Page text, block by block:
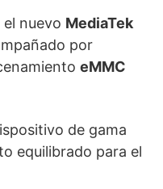
nuevo MediaTek
por
eMMC
de gama
equilibrado para el